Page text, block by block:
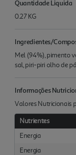
Quantidade Liquida
0.27 KG
Ingredientes/
Mel (94%), pimento
sal, piri-piri olho de
Informações
Valores Nutricionais
Nutrientes
Energia
Energia